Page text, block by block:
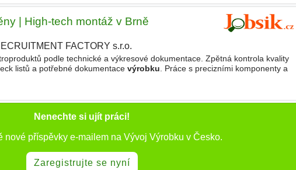
| High-tech montáž v Brně
FACTORY s.r.o.
podle technické a výkresové dokumentace. Zpětná kontrola kvality
listů a potřebné dokumentace výrobku . Práce s precizními komponenty a
Nenechte si ujít práci!
nové příspěvky e-mailem na Vývoj Výrobku v Česko.
Zaregistrujte se nyní